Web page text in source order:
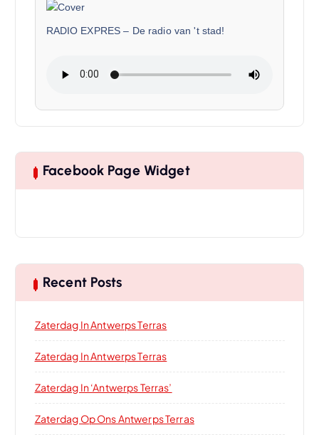
RADIO EXPRES – De radio van 't stad!
Facebook Page Widget
Recent Posts
Zaterdag In Antwerps Terras
Zaterdag In Antwerps Terras
Zaterdag In ‘Antwerps Terras’
Zaterdag Op Ons Antwerps Terras